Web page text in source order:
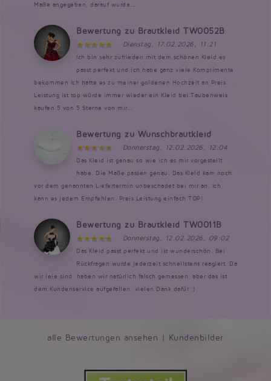
Maße angegeben, darauf wurde...
Bewertung zu Brautkleid TW0052B
Dienstag, 17.02.2026, 11:21
Ich bin sehr zufrieden mit dem schönen Kleid es
passt perfekt und ich habe ganz viele Komplimente
bekommen Ich hatte es zu meiner goldenen Hochzeit an Preis
Leistung ist top würde immer wieder ein Kleid bei Taubenweis
kaufen 5 von 5 Sterne von mir...
Bewertung zu Wunschbrautkleid
Donnerstag, 12.02.2026, 12:04
Das Kleid ist genau so wie ich es mir vorgestellt
habe. Die Maße passen genau. Das Kleid kam noch
vor dem genannten Liefertermin unbeschadet bei mir an. Ich
kann es jedem Empfehlen. Preis Leistung einfach TOP!
Bewertung zu Brautkleid TW0011B
Donnerstag, 12.02.2026, 09:02
Das Kleid passt perfekt und ist wunderschön. Bei
Rückfragen wurde jederzeit schnellstens reagiert. Da
wir leie sind, haben wir natürlich falsch gemessen, aber das ist
dem Kundenservice aufgefallen, vielen Dank dafür :)
alle Bewertungen ansehen | Kundenbilder